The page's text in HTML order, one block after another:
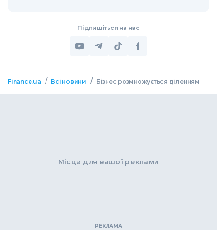
Підпишіться на нас
Finance.ua / Всі новини / Бізнес розмножується діленням
Місце для вашої реклами